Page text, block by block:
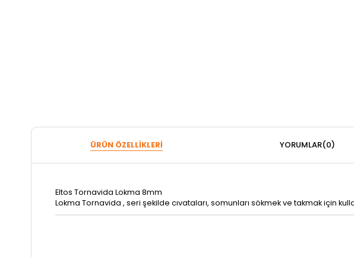
ÜRÜN ÖZELLIKLERI YORUMLAR(0)
Eltos Tornavida Lokma 8mm
Lokma Tornavida , seri şekilde cıvataları, somunları sökmek ve takmak için